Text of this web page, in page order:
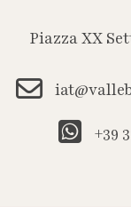
Piazza XX
+39